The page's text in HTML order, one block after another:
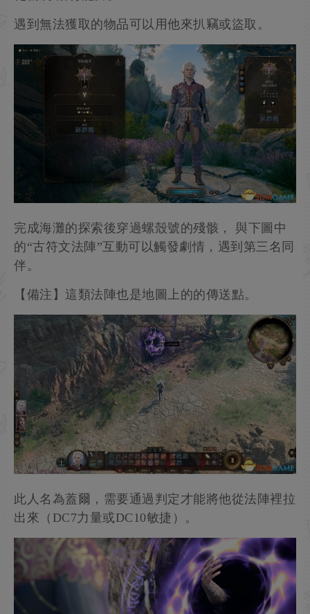
阿斯代倫是一名遊蕩者，作為敏捷擔當的他擅長運
用潛行與各種戲法，也能通過副職學會魔法或是強
化偷襲/潛行能力。
遇到無法獲取的物品可以用他來扒竊或盜取。
完成海灘的探索後穿過螺殼號的殘骸， 與下圖中
的“古符文法陣”互動可以觸發劇情，遇到第三名同
伴。
【備注】這類法陣也是地圖上的的傳送點。